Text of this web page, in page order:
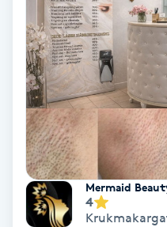
Liktornar
LPG
LPG-behandling
LPG-massage
LuggklippningMermaid
4